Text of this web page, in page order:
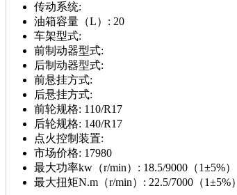
传动系统:
油箱容量（L）: 20
车架型式:
前制动器型式:
后制动器型式:
前悬挂方式:
后悬挂方式:
前轮规格: 110/R17
后轮规格: 140/R17
点火控制装置:
市场价格: 17980
最大功率kw（r/min）: 18.5/9000（1±5%）
最大扭矩N.m（r/min）: 22.5/7000（1±5%）